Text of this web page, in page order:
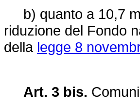
b) quanto a 10,7
riduzione del Fondo
della legge 8
Art. 3 bis.